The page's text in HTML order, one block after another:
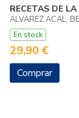
RECETAS DE
ÁLVAREZ ACAL,
En stock
29,90 €
Comprar